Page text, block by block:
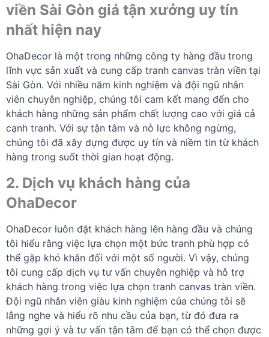
viền Sài Gòn giá tận xưởng uy tín
nhất hiện nay
OhaDecor là một trong những công ty hàng đầu trong
lĩnh vực sản xuất và cung cấp tranh canvas tràn viền tại
Sài Gòn. Với nhiều năm kinh nghiệm và đội ngũ nhân
viên chuyên nghiệp, chúng tôi cam kết mang đến cho
khách hàng những sản phẩm chất lượng cao với giá cả
cạnh tranh. Với sự tận tâm và nỗ lực không ngừng,
chúng tôi đã xây dựng được uy tín và niềm tin từ khách
hàng trong suốt thời gian hoạt động.
2. Dịch vụ khách hàng của
OhaDecor
OhaDecor luôn đặt khách hàng lên hàng đầu và chúng
tôi hiểu rằng việc lựa chọn một bức tranh phù hợp có
thể gặp khó khăn đối với một số người. Vì vậy, chúng
tôi cung cấp dịch vụ tư vấn chuyên nghiệp và hỗ trợ
khách hàng trong việc lựa chọn tranh canvas tràn viền.
Đội ngũ nhân viên giàu kinh nghiệm của chúng tôi sẽ
lắng nghe và hiểu rõ nhu cầu của bạn, từ đó đưa ra
những gợi ý và tư vấn tận tâm để bạn có thể chọn được